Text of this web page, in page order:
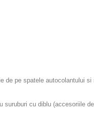
de pe spatele autocolantului
cu diblu (accesoriile